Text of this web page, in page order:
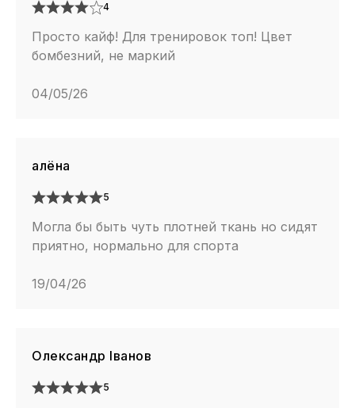
4
Просто кайф! Для тренировок топ! Цвет
бомбезний, не маркий
04/05/26
алёна
5
Могла бы быть чуть плотней ткань но сидят
приятно, нормально для спорта
19/04/26
Олександр Іванов
5